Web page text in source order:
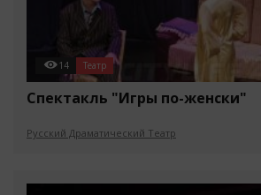
14 Театр
Спектакль "Игры по-женски"
Русский Драматический Театр